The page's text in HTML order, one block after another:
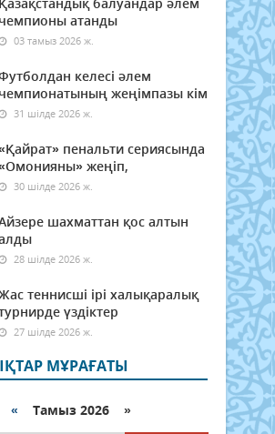
Қазақстандық балуандар әлем
чемпионы атанды
03 тамыз 2026 ж.
келесі әлем
чемпионатының жеңімпазы кім
31 шілде 2026 ж.
пенальти сериясында
жеңіп,
30 шілде 2026 ж.
шахматтан қос алтын
28 шілде 2026 ж.
теннисші ірі халықаралық
үздіктер
27 шілде 2026 ж.
МҰРАҒАТЫ
« Тамыз 2026 »